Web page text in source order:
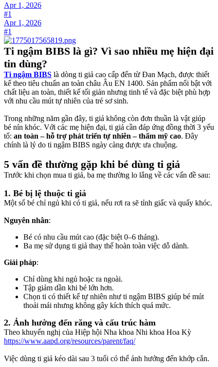
Apr 1, 2026
#1
Apr 1, 2026
#1
Ti ngậm BIBS là gì? Vì sao nhiều mẹ hiện đại
tin dùng?
Ti ngậm BIBS là dòng ti giả cao cấp đến từ Đan Mạch, được thiết
kế theo tiêu chuẩn an toàn châu Âu EN 1400. Sản phẩm nổi bật với
chất liệu an toàn, thiết kế tối giản nhưng tinh tế và đặc biệt phù hợp
với nhu cầu mút tự nhiên của trẻ sơ sinh.
Trong những năm gần đây, ti giả không còn đơn thuần là vật giúp
bé nín khóc. Với các mẹ hiện đại, ti giả cần đáp ứng đồng thời 3 yếu
tố: an toàn – hỗ trợ phát triển tự nhiên – thẩm mỹ cao. Đây
chính là lý do ti ngậm BIBS ngày càng được ưa chuộng.
5 vấn đề thường gặp khi bé dùng ti giả
Trước khi chọn mua ti giả, ba mẹ thường lo lắng về các vấn đề sau:
1. Bé bị lệ thuộc ti giả
Một số bé chỉ ngủ khi có ti giả, nếu rơi ra sẽ tỉnh giấc và quấy khóc.
Nguyên nhân:
Bé có nhu cầu mút cao (đặc biệt 0–6 tháng).
Ba mẹ sử dụng ti giả thay thế hoàn toàn việc dỗ dành.
Giải pháp:
Chỉ dùng khi ngủ hoặc ra ngoài.
Tập giảm dần khi bé lớn hơn.
Chọn ti có thiết kế tự nhiên như ti ngậm BIBS giúp bé mút
thoải mái nhưng không gây kích thích quá mức.
2. Ảnh hưởng đến răng và cấu trúc hàm
Theo khuyến nghị của Hiệp hội Nha khoa Nhi khoa Hoa Kỳ
https://www.aapd.org/resources/parent/faq/
Việc dùng ti giả kéo dài sau 3 tuổi có thể ảnh hưởng đến khớp cắn.